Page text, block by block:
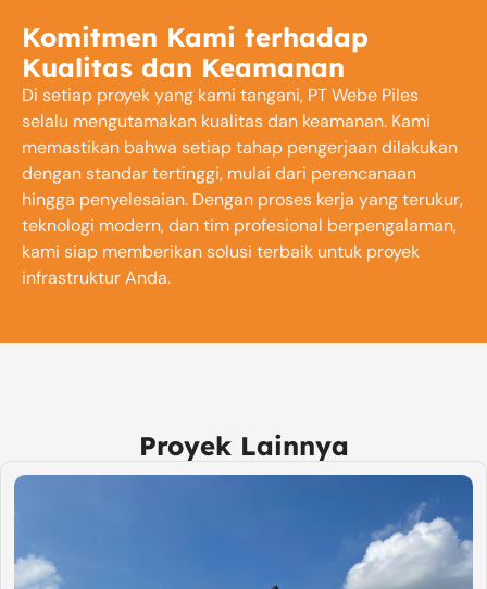
Komitmen Kami terhadap
Kualitas dan Keamanan
Di setiap proyek yang kami tangani, PT Webe Piles
selalu mengutamakan kualitas dan keamanan. Kami
memastikan bahwa setiap tahap pengerjaan dilakukan
dengan standar tertinggi, mulai dari perencanaan
hingga penyelesaian. Dengan proses kerja yang terukur,
teknologi modern, dan tim profesional berpengalaman,
kami siap memberikan solusi terbaik untuk proyek
infrastruktur Anda.
Proyek Lainnya